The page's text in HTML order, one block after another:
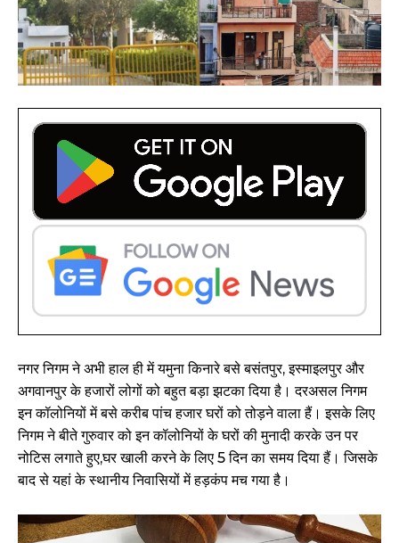
नगर निगम ने अभी हाल ही में यमुना किनारे बसे बसंतपुर, इस्माइलपुर और
अगवानपुर के हजारों लोगों को बहुत बड़ा झटका दिया है। दरअसल निगम
इन कॉलोनियों में बसे करीब पांच हजार घरों को तोड़ने वाला हैं। इसके लिए
निगम ने बीते गुरुवार को इन कॉलोनियों के घरों की मुनादी करके उन पर
नोटिस लगाते हुए,घर खाली करने के लिए 5 दिन का समय दिया हैं। जिसके
बाद से यहां के स्थानीय निवासियों में हड़कंप मच गया है।